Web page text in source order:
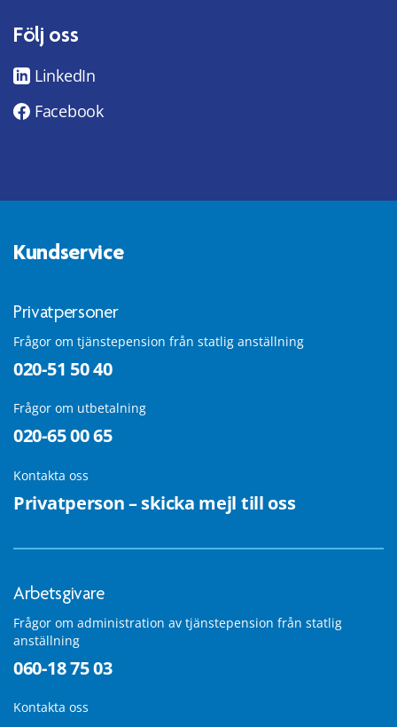
Följ oss
LinkedIn
Facebook
Kundservice
Privatpersoner
Frågor om tjänstepension från statlig anställning
020-51 50 40
Frågor om utbetalning
020-65 00 65
Kontakta oss
Privatperson – skicka mejl till oss
Arbetsgivare
Frågor om administration av tjänstepension från statlig
anställning
060-18 75 03
Kontakta oss